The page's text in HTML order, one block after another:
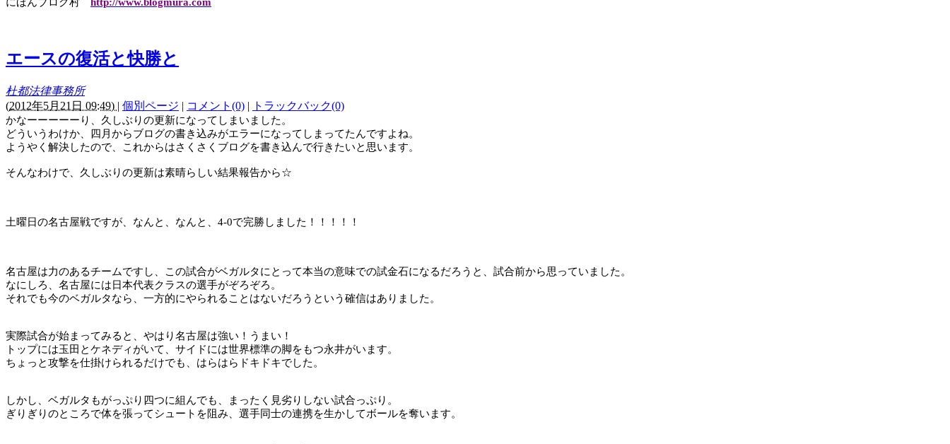
エースの復活と快勝と
杜都法律事務所
(2012年5月21日 09:49) | 個別ページ | コメント(0) | トラックバック(0)
かなーーーーーり、久しぶりの更新になってしまいました。
どういうわけか、四月からブログの書き込みがエラーになってしまってたんですよね。
ようやく解決したので、これからはさくさくブログを書き込んで行きたいと思います。
そんなわけで、久しぶりの更新は素晴らしい結果報告から☆
土曜日の名古屋戦ですが、なんと、なんと、 4-0で完勝しました！！！！！
名古屋は力のあるチームですし、この試合がベガルタにとって本当の意味での試金石になるだろうと、試合前から思っていました。
なにしろ、名古屋には日本代表クラスの選手がぞろぞろ。
それでも今のベガルタなら、一方的にやられることはないだろうという確信はありました。
実際試合が始まってみると、やはり名古屋は強い！うまい！
トップには玉田とケネディがいて、サイドには世界標準の脚をもつ永井がいます。
ちょっと攻撃を仕掛けられるだけでも、はらはらドキドキでした。
しかし、ベガルタもがっぷり四つに組んでも、まったく見劣りしない試合っぷり。
ぎりぎりのところで体を張ってシュートを阻み、選手同士の連携を生かしてボールを奪います。